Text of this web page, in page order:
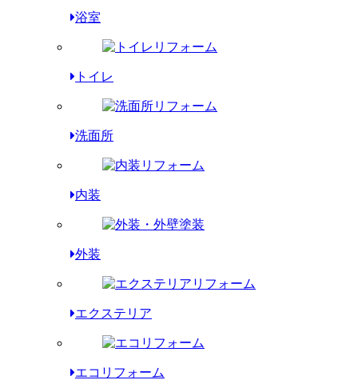
浴室
トイレ
洗面所
内装
外装
エクステリア
エコリフォーム